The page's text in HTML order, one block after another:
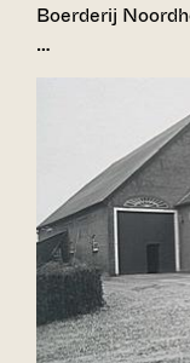
Boerderij
…